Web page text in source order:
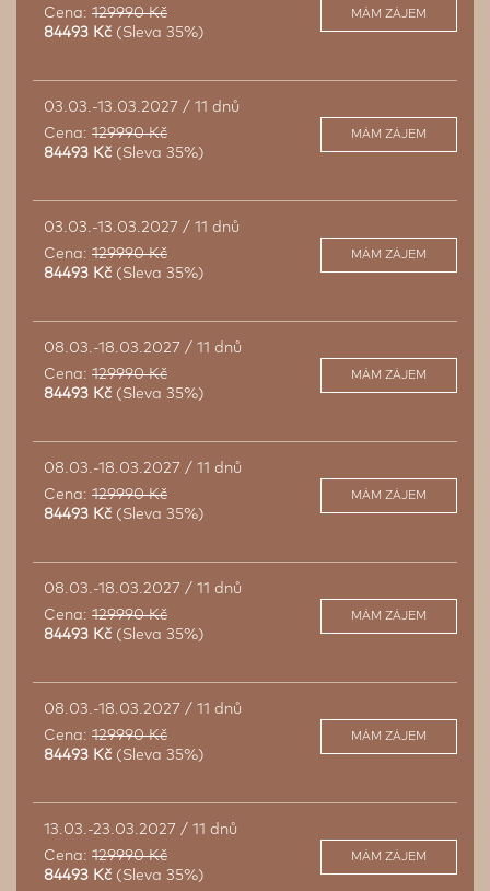
Cena: 129990 Kč
84493 Kč (Sleva 35%)
MÁM ZÁJEM
03.03.-13.03.2027 / 11 dnů
Cena: 129990 Kč
84493 Kč (Sleva 35%)
MÁM ZÁJEM
03.03.-13.03.2027 / 11 dnů
Cena: 129990 Kč
84493 Kč (Sleva 35%)
MÁM ZÁJEM
08.03.-18.03.2027 / 11 dnů
Cena: 129990 Kč
84493 Kč (Sleva 35%)
MÁM ZÁJEM
08.03.-18.03.2027 / 11 dnů
Cena: 129990 Kč
84493 Kč (Sleva 35%)
MÁM ZÁJEM
08.03.-18.03.2027 / 11 dnů
Cena: 129990 Kč
84493 Kč (Sleva 35%)
MÁM ZÁJEM
08.03.-18.03.2027 / 11 dnů
Cena: 129990 Kč
84493 Kč (Sleva 35%)
MÁM ZÁJEM
13.03.-23.03.2027 / 11 dnů
Cena: 129990 Kč
84493 Kč (Sleva 35%)
MÁM ZÁJEM